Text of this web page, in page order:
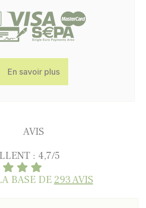
En savoir plus
AVIS
: 4,7/5
BASE DE293 AVIS